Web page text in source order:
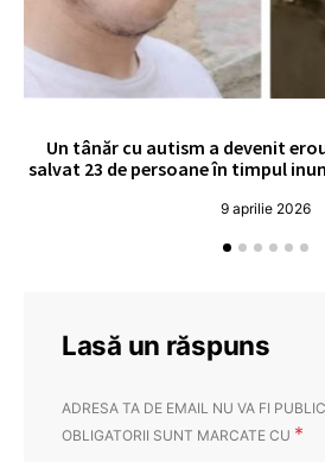
Un tânăr cu autism a devenit
salvat 23 de persoane în timpul
9 aprilie 2026
Lasă un răspuns
ADRESA TA DE EMAIL NU VA FI
OBLIGATORII SUNT MARCATE CU *